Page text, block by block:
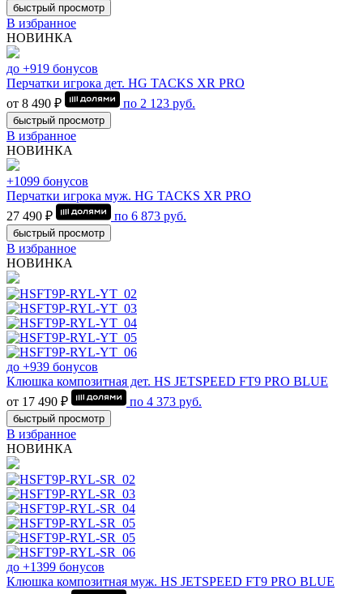
быстрый просмотр
В избранное
НОВИНКА
до +919 бонусов
Перчатки игрока дет. HG TACKS XR PRO
от 8 490 ₽
по 2 123 руб.
быстрый просмотр
В избранное
НОВИНКА
+1099 бонусов
Перчатки игрока муж. HG TACKS XR PRO
27 490 ₽
по 6 873 руб.
быстрый просмотр
В избранное
НОВИНКА
до +939 бонусов
Клюшка композитная дет. HS JETSPEED FT9 PRO BLUE
от 17 490 ₽
по 4 373 руб.
быстрый просмотр
В избранное
НОВИНКА
до +1399 бонусов
Клюшка композитная муж. HS JETSPEED FT9 PRO BLUE